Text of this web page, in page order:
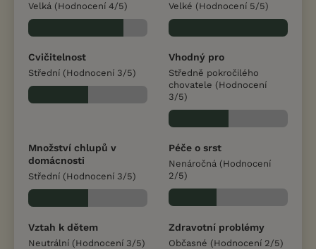
Velká (Hodnocení 4/5) Velké (Hodnocení 5/5)
Cvičitelnost
Střední (Hodnocení 3/5)
Vhodný pro
Středně pokročilého
chovatele (Hodnocení
3/5)
Množství chlupů v
domácnosti
Střední (Hodnocení 3/5)
Péče o srst
Nenáročná (Hodnocení
2/5)
Vztah k dětem
Neutrální (Hodnocení 3/5)
Zdravotní problémy
Občasné (Hodnocení 2/5)